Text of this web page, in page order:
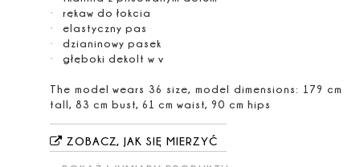
rękaw do łokcia
elastyczny pas
dzianinowy pasek
głęboki dekolt w v
The model wears 36 size, model dimensions: 179 cm
tall, 83 cm bust, 61 cm waist, 90 cm hips
ZOBACZ, JAK SIĘ MIERZYĆ